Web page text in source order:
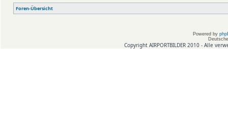
Foren-Übersicht
Powered by
Copyright AIRPORTBILDER 2010 - Alle